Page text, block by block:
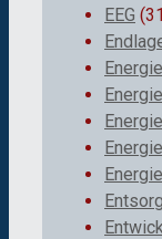
EEG
Energie